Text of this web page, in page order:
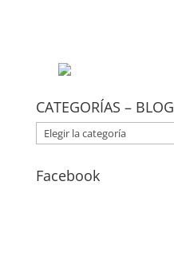
CATEGORÍAS – BLOG
CATEGORÍAS
–
Facebook